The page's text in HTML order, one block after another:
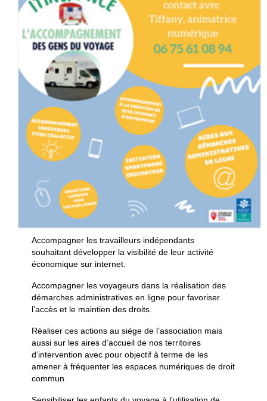
Accompagner les travailleurs indépendants
souhaitant développer la visibilité de leur activité
économique sur internet.
Accompagner les voyageurs dans la réalisation des
démarches administratives en ligne pour favoriser
l’accès et le maintien des droits.
Réaliser ces actions au siège de l’association mais
aussi sur les aires d’accueil de nos territoires
d’intervention avec pour objectif à terme de les
amener à fréquenter les espaces numériques de droit
commun.